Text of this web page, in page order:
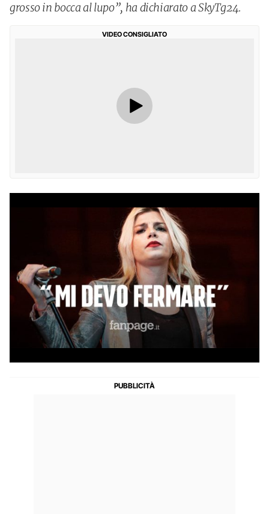
grosso in bocca al lupo”, ha dichiarato a SkyTg24.
VIDEO CONSIGLIATO